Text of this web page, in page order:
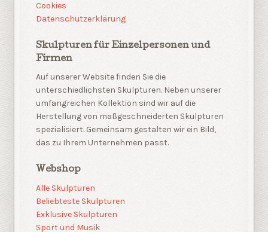
Cookies
Datenschutzerklärung
Skulpturen für Einzelpersonen und
Firmen
Auf unserer Website finden Sie die
unterschiedlichsten Skulpturen. Neben unserer
umfangreichen Kollektion sind wir auf die
Herstellung von maßgeschneiderten Skulpturen
spezialisiert. Gemeinsam gestalten wir ein Bild,
das zu Ihrem Unternehmen passt.
Webshop
Alle Skulpturen
Beliebteste Skulpturen
Exklusive Skulpturen
Sport und Musik